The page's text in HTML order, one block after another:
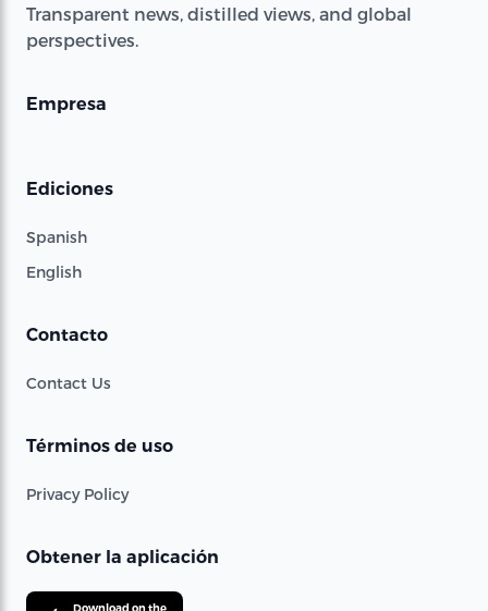
Transparent news, distilled views, and global
perspectives.
Empresa
Ediciones
Spanish
English
Contacto
Contact Us
Términos de uso
Privacy Policy
Obtener la aplicación